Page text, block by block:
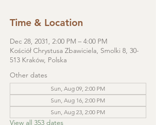
Time & Location
Dec 28, 2031, 2:00 PM – 4:00 PM
Kościół Chrystusa Zbawiciela, Smolki 8, 30-
513 Kraków, Polska
Other dates
Sun, Aug 09, 2:00 PM
Sun, Aug 16, 2:00 PM
Sun, Aug 23, 2:00 PM
View all 353 dates